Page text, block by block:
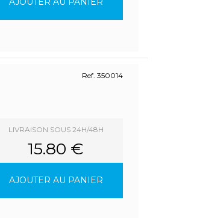
Ref. 350014
LIVRAISON SOUS 24H/48H
15.80 €
AJOUTER AU PANIER